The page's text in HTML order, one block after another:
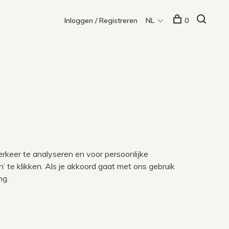
Inloggen / Registreren NL 0
te analyseren en voor persoonlijke
te klikken. Als je akkoord gaat met ons gebruik
.